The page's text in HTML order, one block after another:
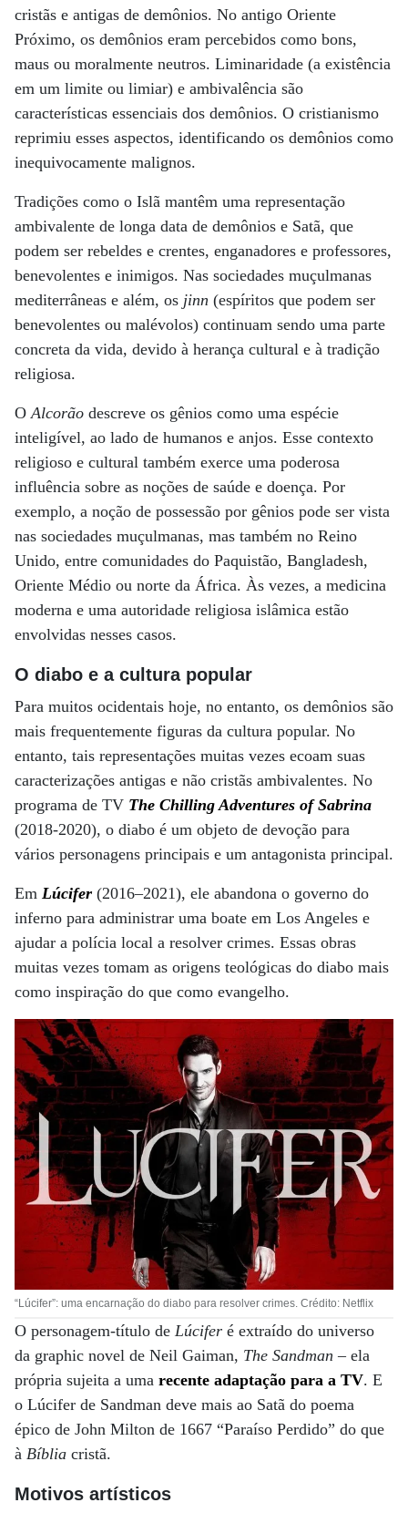
cristãs e antigas de demônios. No antigo Oriente
Próximo, os demônios eram percebidos como bons,
maus ou moralmente neutros. Liminaridade (a existência
em um limite ou limiar) e ambivalência são
características essenciais dos demônios. O cristianismo
reprimiu esses aspectos, identificando os demônios como
inequivocamente malignos.
Tradições como o Islã mantêm uma representação
ambivalente de longa data de demônios e Satã, que
podem ser rebeldes e crentes, enganadores e professores,
benevolentes e inimigos. Nas sociedades muçulmanas
mediterrâneas e além, os jinn (espíritos que podem ser
benevolentes ou malévolos) continuam sendo uma parte
concreta da vida, devido à herança cultural e à tradição
religiosa.
O Alcorão descreve os gênios como uma espécie
inteligível, ao lado de humanos e anjos. Esse contexto
religioso e cultural também exerce uma poderosa
influência sobre as noções de saúde e doença. Por
exemplo, a noção de possessão por gênios pode ser vista
nas sociedades muçulmanas, mas também no Reino
Unido, entre comunidades do Paquistão, Bangladesh,
Oriente Médio ou norte da África. Às vezes, a medicina
moderna e uma autoridade religiosa islâmica estão
envolvidas nesses casos.
O diabo e a cultura popular
Para muitos ocidentais hoje, no entanto, os demônios são
mais frequentemente figuras da cultura popular. No
entanto, tais representações muitas vezes ecoam suas
caracterizações antigas e não cristãs ambivalentes. No
programa de TV The Chilling Adventures of Sabrina
(2018-2020), o diabo é um objeto de devoção para
vários personagens principais e um antagonista principal.
Em Lúcifer (2016–2021), ele abandona o governo do
inferno para administrar uma boate em Los Angeles e
ajudar a polícia local a resolver crimes. Essas obras
muitas vezes tomam as origens teológicas do diabo mais
como inspiração do que como evangelho.
“Lúcifer”: uma encarnação do diabo para resolver crimes. Crédito: Netflix
O personagem-título de Lúcifer é extraído do universo
da graphic novel de Neil Gaiman, The Sandman – ela
própria sujeita a uma recente adaptação para a TV. E
o Lúcifer de Sandman deve mais ao Satã do poema
épico de John Milton de 1667 “Paraíso Perdido” do que
à Bíblia cristã.
Motivos artísticos